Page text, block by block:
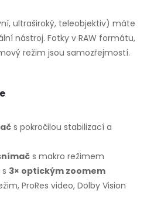
ultraširoký, teleobjektiv) máte
nástroj. Fotky v RAW formátu,
režim jsou samozřejmostí.
s pokročilou stabilizací a
s makro režimem
s 3× optickým zoomem
ProRes video, Dolby Vision